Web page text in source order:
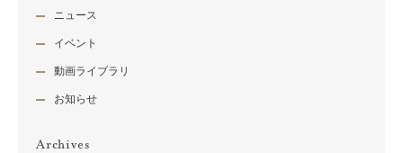
ニュース
イベント
動画ライブラリ
お知らせ
Archives